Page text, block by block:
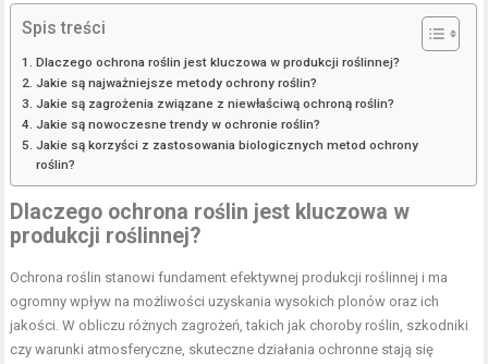
Spis treści
Dlaczego ochrona roślin jest kluczowa w produkcji roślinnej?
Jakie są najważniejsze metody ochrony roślin?
Jakie są zagrożenia związane z niewłaściwą ochroną roślin?
Jakie są nowoczesne trendy w ochronie roślin?
Jakie są korzyści z zastosowania biologicznych metod ochrony
roślin?
Dlaczego ochrona roślin jest kluczowa w
produkcji roślinnej?
Ochrona roślin stanowi fundament efektywnej produkcji roślinnej i ma
ogromny wpływ na możliwości uzyskania wysokich plonów oraz ich
jakości. W obliczu różnych zagrożeń, takich jak choroby roślin, szkodniki
czy warunki atmosferyczne, skuteczne działania ochronne stają się